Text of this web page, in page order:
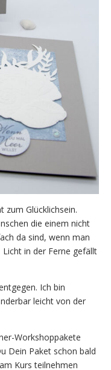
zum Glücklichsein.
die einem nicht
da sind, wenn man
Licht in der Ferne gefällt
Ich bin
leicht von der
Workshoppakete
Dein Paket schon bald
Kurs teilnehmen